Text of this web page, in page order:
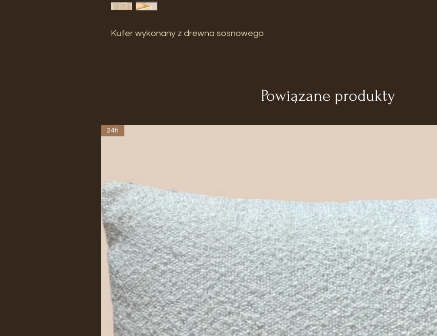
Kufer wykonany z drewna sosnowego
Powiązane produkty
24h